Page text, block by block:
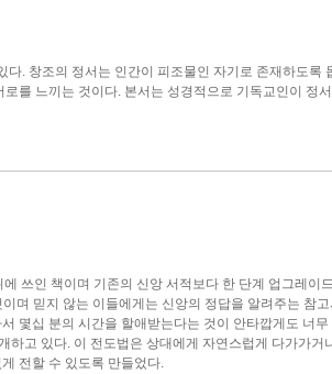
다. 창조의 정서는 인간이 피조물인 자기로 존재하도록
를 느끼는 것이다. 본서는 성경적으로 기독교인이 정
쓰인 책이며 기존의 신앙 서적보다 한 단계 업그레이
며 믿지 않는 이들에게는 신앙의 정답을 알려주는 참
몇십 분의 시간을 할애받는다는 것이 안타깝게도 너
하고 있다. 이 전도법은 상대에게 자연스럽게 다가가
전할 수 있도록 만들었다.